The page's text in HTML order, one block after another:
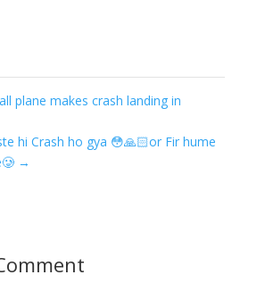
plane makes crash landing in
hi Crash ho gya 😳🙏🏻or Fir hume
→